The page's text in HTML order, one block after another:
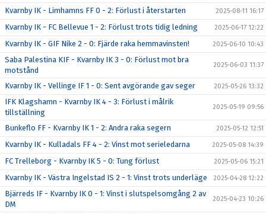
Kvarnby IK - Limhamns FF 0 - 2: Förlust i återstarten 2025-08-11 16:17
Kvarnby IK - FC Bellevue 1 - 2: Förlust trots tidig ledning 2025-06-17 12:22
Kvarnby IK - GIF Nike 2 - 0: Fjärde raka hemmavinsten! 2025-06-10 10:43
Saba Palestina KIF - Kvarnby IK 3 - 0: Förlust mot bra
motstånd
2025-06-03 11:37
Kvarnby IK - Vellinge IF 1 - 0: Sent avgörande gav seger 2025-05-26 13:32
IFK Klagshamn - Kvarnby IK 4 - 3: Förlust i målrik
tillställning
2025-05-19 09:56
Bunkeflo FF - Kvarnby IK 1 - 2: Andra raka segern 2025-05-12 12:51
Kvarnby IK - Kulladals FF 4 - 2: Vinst mot serieledarna 2025-05-08 14:39
FC Trelleborg - Kvarnby IK 5 - 0: Tung förlust 2025-05-06 15:21
Kvarnby IK - Västra Ingelstad IS 2 - 1: Vinst trots underläge 2025-04-28 12:22
Bjärreds IF - Kvarnby IK 0 - 1: Vinst i slutspelsomgång 2 av
DM
2025-04-23 10:26